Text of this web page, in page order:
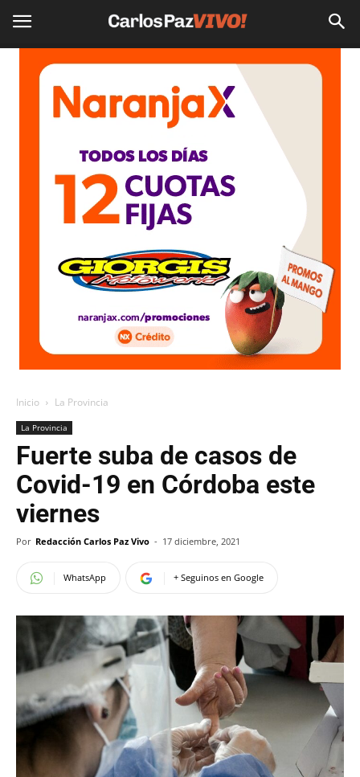
Inicio La Provincia
La Provincia
Fuerte suba de casos de
Covid-19 en Córdoba este
viernes
Por Redacción Carlos Paz Vivo - 17 diciembre, 2021
WhatsApp + Seguinos en Google